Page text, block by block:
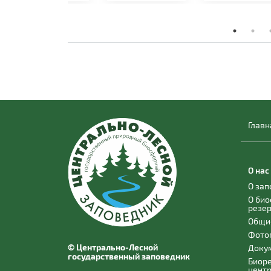
© Центрально-Лесной
государственный заповедник
О нас
О
О